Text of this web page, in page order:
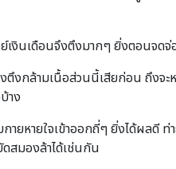
งินเดือนจึงตึงมากๆ ยิ่งตอนจด
งกล้ามเนื้อส่วนนี้เสียก่อน ถึงจะ
าง
ยหายใจเข้าออกถี่ๆ ยิ่งได้ผลดี
ดสมองล้าได้เช่นกัน